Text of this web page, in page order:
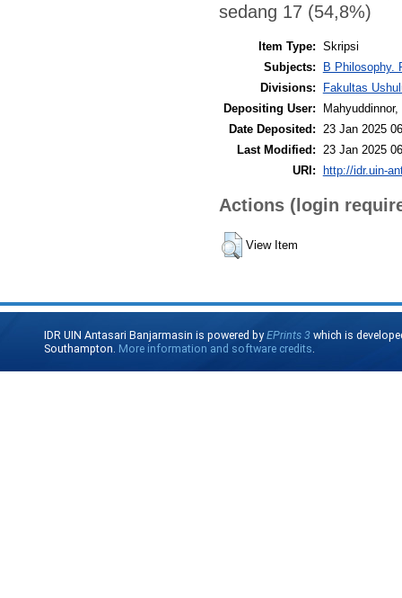
sedang 17 (54,8%)
Item Type: Skripsi
Subjects:
B Philosophy.
Divisions:
Fakultas
Depositing User:
Date Deposited:
23 Jan 2025
Last Modified:
23 Jan 2025
URI: http://idr.uin-
Actions (login
View Item
IDR UIN Antasari Banjarmasin is powered byEPrints 3 which is
Southampton. More information and software credits.